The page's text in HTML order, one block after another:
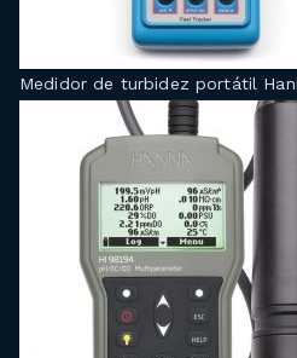
Medidor de turbidez portátil